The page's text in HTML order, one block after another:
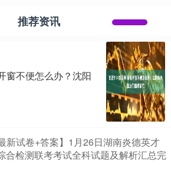
推荐资讯
窗不便怎么办？沈阳
新试卷+答案】1月26日湖南炎德英才
合检测联考考试全科试题及解析汇总完